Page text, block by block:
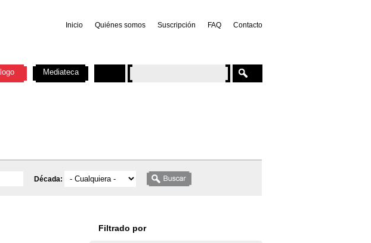
Inicio Quiénes somos Suscripción FAQ Contacto
Década:
Filtrado por
Mediateca